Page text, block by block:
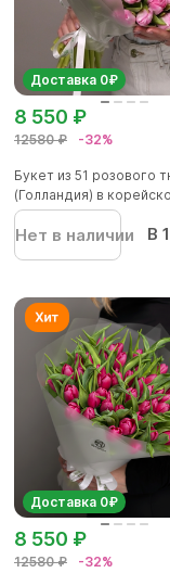
Доставка 0₽
12580 ₽ -32%
8 550 ₽
Букет из 51 розового
(Голландия) в
Нет в наличии В
Доставка 0₽
12580 ₽ -32%
8 550 ₽